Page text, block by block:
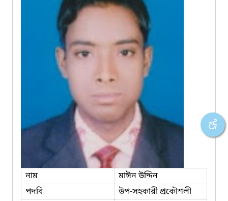
নাম
মাঈন উদ্দিন
পদবি
উপ-সহকারী প্রকৌশলী